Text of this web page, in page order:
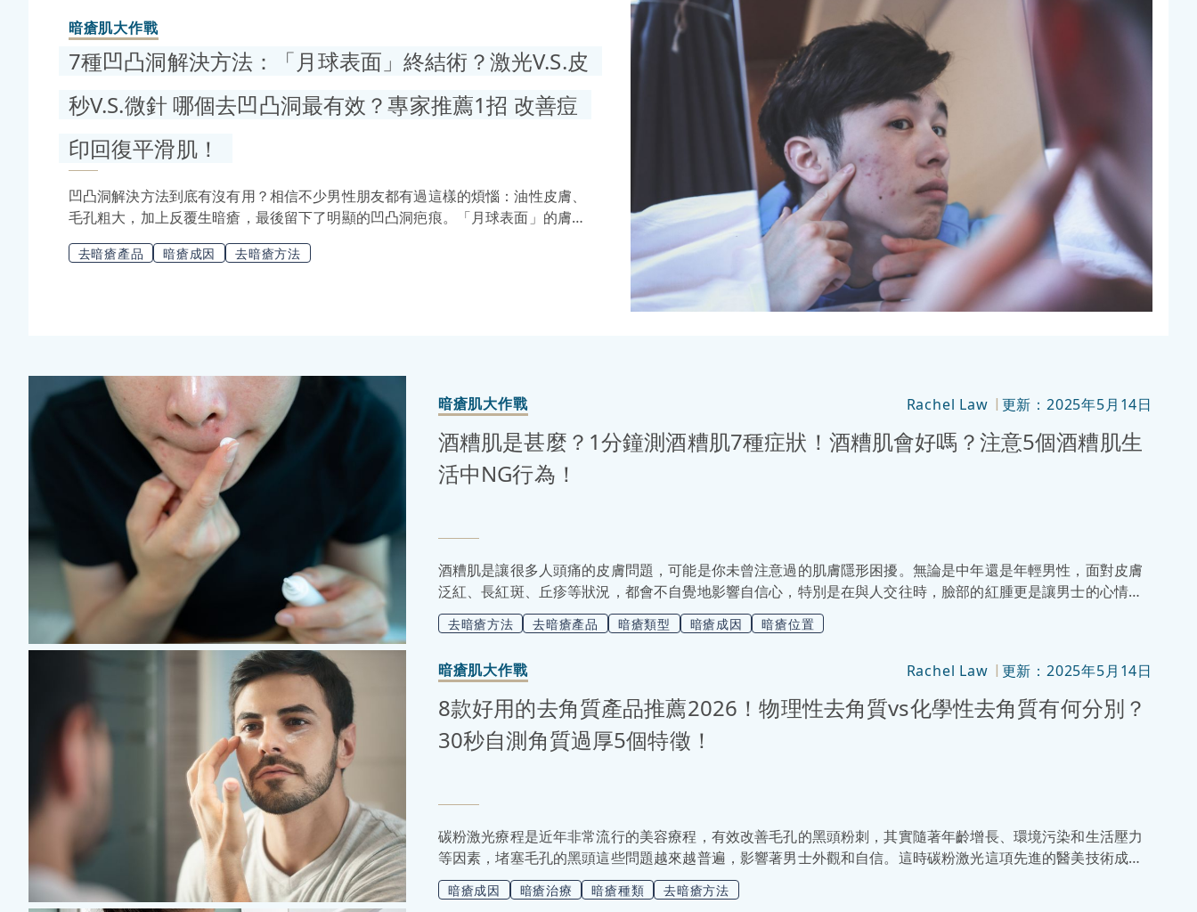
暗瘡肌大作戰
7種凹凸洞解決方法：「月球表面」終結術？激光V.S.皮
秒V.S.微針 哪個去凹凸洞最有效？專家推薦1招 改善痘
印回復平滑肌！
凹凸洞解決方法到底有沒有用？相信不少男性朋友都有過這樣的煩惱：油性皮膚、
毛孔粗大，加上反覆生暗瘡，最後留下了明顯的凹凸洞疤痕。「月球表面」的膚
質，不僅讓人心煩意亂，還可能影響外表和自信心。凹凸洞的形成，主要是暗瘡期
間的細菌感染、真皮層受損或纖維化疤痕組織形成的結果。越早找到合適的凹凸洞
去暗瘡產品 暗瘡成因 去暗瘡方法
暗瘡肌大作戰 Rachel Law | 更新：2025年5月14日
酒糟肌是甚麼？1分鐘測酒糟肌7種症狀！酒糟肌會好嗎？注意5個酒糟肌生
活中NG行為！
酒糟肌是讓很多人頭痛的皮膚問題，可能是你未曾注意過的肌膚隱形困擾。無論是中年還是年輕男性，面對皮膚
泛紅、長紅斑、丘疹等狀況，都會不自覺地影響自信心，特別是在與人交往時，臉部的紅腫更是讓男士的心情受
影響！但酒糟性皮膚炎絕對不是「絕症」，是可以得到改善的，以下這篇文章會讓大家了解酒糟肌的原因及症
狀，並學會如何有效護理皮膚，想皮膚恢複白滑乾淨，是很簡單的事，接著看下去吧！
去暗瘡方法 去暗瘡產品 暗瘡類型 暗瘡成因 暗瘡位置
暗瘡肌大作戰 Rachel Law | 更新：2025年5月14日
8款好用的去角質產品推薦2026！物理性去角質vs化學性去角質有何分別？
30秒自測角質過厚5個特徵！
碳粉激光療程是近年非常流行的美容療程，有效改善毛孔的黑頭粉刺，其實隨著年齡增長、環境污染和生活壓力
等因素，堵塞毛孔的黑頭這些問題越來越普遍，影響著男士外觀和自信。這時碳粉激光這項先進的醫美技術成為
了許多人解決皮膚困擾的新選擇。接下來小編會在這篇文章中，深入介紹碳粉激光的原理、功效、適用人群及注
意事項，讓你更了解這項療程，如果正在考慮是否要進行碳粉激光療程的話，就千萬不要錯過啦！
暗瘡成因 暗瘡治療 暗瘡種類 去暗瘡方法